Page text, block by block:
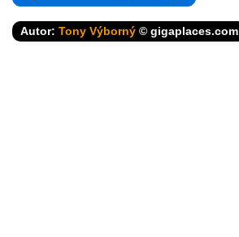
Autor: Tony Výborný © gigaplaces.com